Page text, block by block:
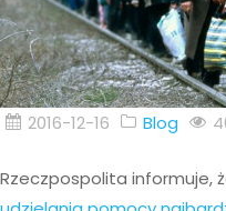
2016-12-16 Blog
Rzeczpospolita informuje,